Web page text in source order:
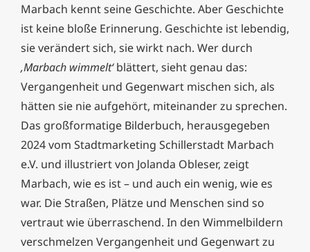
Marbach kennt seine Geschichte. Aber Geschichte
ist keine bloße Erinnerung. Geschichte ist lebendig,
sie verändert sich, sie wirkt nach. Wer durch
‚Marbach wimmelt‘blättert, sieht genau das:
Vergangenheit und Gegenwart mischen sich, als
hätten sie nie aufgehört, miteinander zu sprechen.
Das großformatige Bilderbuch, herausgegeben
2024 vom Stadtmarketing Schillerstadt Marbach
e.V. und illustriert von Jolanda Obleser, zeigt
Marbach, wie es ist – und auch ein wenig, wie es
war. Die Straßen, Plätze und Menschen sind so
vertraut wie überraschend. In den Wimmelbildern
verschmelzen Vergangenheit und Gegenwart zu